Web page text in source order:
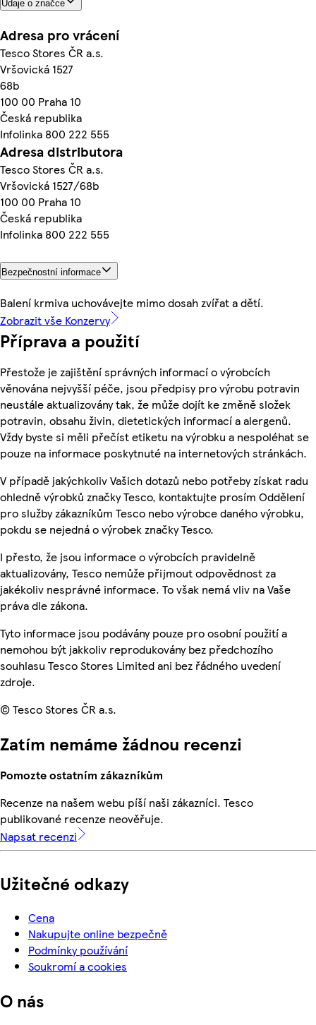
Údaje o značce
Adresa pro vrácení
Tesco Stores ČR a.s.
Vršovická 1527
68b
100 00 Praha 10
Česká republika
Infolinka 800 222 555
Adresa distributora
Tesco Stores ČR a.s.
Vršovická 1527/68b
100 00 Praha 10
Česká republika
Infolinka 800 222 555
Bezpečnostní informace
Balení krmiva uchovávejte mimo dosah zvířat a dětí.
Zobrazit vše Konzervy
Příprava a použití
Přestože je zajištění správných informací o výrobcích
věnována nejvyšší péče, jsou předpisy pro výrobu potravin
neustále aktualizovány tak, že může dojít ke změně složek
potravin, obsahu živin, dietetických informací a alergenů.
Vždy byste si měli přečíst etiketu na výrobku a nespoléhat se
pouze na informace poskytnuté na internetových stránkách.
V případě jakýchkoliv Vašich dotazů nebo potřeby získat radu
ohledně výrobků značky Tesco, kontaktujte prosím Oddělení
pro služby zákazníkům Tesco nebo výrobce daného výrobku,
pokdu se nejedná o výrobek značky Tesco.
I přesto, že jsou informace o výrobcích pravidelně
aktualizovány, Tesco nemůže přijmout odpovědnost za
jakékoliv nesprávné informace. To však nemá vliv na Vaše
práva dle zákona.
Tyto informace jsou podávány pouze pro osobní použití a
nemohou být jakkoliv reprodukovány bez předchozího
souhlasu Tesco Stores Limited ani bez řádného uvedení
zdroje.
© Tesco Stores ČR a.s.
Zatím nemáme žádnou recenzi
Pomozte ostatním zákazníkům
Recenze na našem webu píší naši zákazníci. Tesco
publikované recenze neověřuje.
Napsat recenzi
Užitečné odkazy
Cena
Nakupujte online bezpečně
Podmínky používání
Soukromí a cookies
O nás